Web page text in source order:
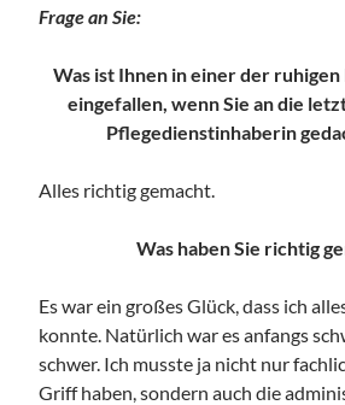
Frage an Sie:
Was ist Ihnen in einer der
eingefallen, wenn Sie an die
Pflegedienstinhaberin
Alles richtig gemacht.
Was haben Sie richtig
Es war ein großes Glück, dass ich
konnte. Natürlich war es anfangs
schwer. Ich musste ja nicht nur
Griff haben, sondern auch die